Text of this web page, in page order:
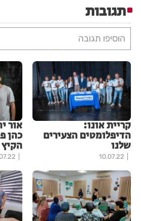
תגובות
הוסיפו תגובה
קריית אונו:
הדיפלומטים הצעירים
שלנו
10.07.22
אור
כהן
הקיץ